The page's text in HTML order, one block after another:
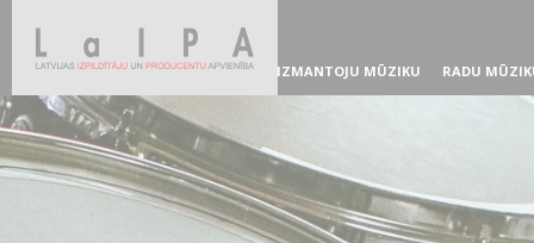
IZMANTOJU MŪZIKU RADU